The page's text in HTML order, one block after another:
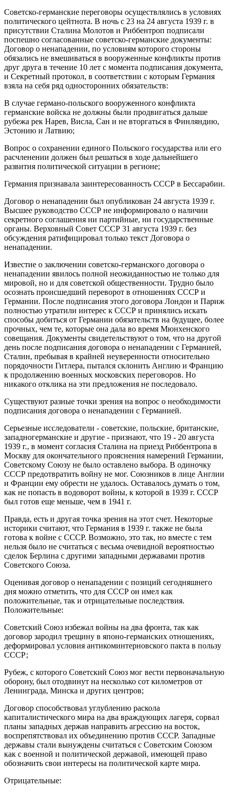
Советско-германские переговоры осуществлялись в условиях
политического цейтнота. В ночь с 23 на 24 августа 1939 г. в
присутствии Сталина Молотов и Риббентроп подписали
поспешно согласованные советско-германские документы:
Договор о ненападении, по условиям которого стороны
обязались не вмешиваться в вооруженные конфликты против
друг друга в течение 10 лет с момента подписания документа,
и Секретный протокол, в соответствии с которым Германия
взяла на себя ряд односторонних обязательств:
В случае германо-польского вооруженного конфликта
германские войска не должны были продвигаться дальше
рубежа рек Нарев, Висла, Сан и не вторгаться в Финляндию,
Эстонию и Латвию;
Вопрос о сохранении единого Польского государства или его
расчленении должен был решаться в ходе дальнейшего
развития политической ситуации в регионе;
Германия признавала заинтересованность СССР в Бессарабии.
Договор о ненападении был опубликован 24 августа 1939 г.
Высшее руководство СССР не информировало о наличии
секретного соглашения ни партийные, ни государственные
органы. Верховный Совет СССР 31 августа 1939 г. без
обсуждения ратифицировал только текст Договора о
ненападении.
Известие о заключении советско-германского договора о
ненападении явилось полной неожиданностью не только для
мировой, но и для советской общественности. Трудно было
осознать происшедший переворот в отношениях СССР и
Германии. После подписания этого договора Лондон и Париж
полностью утратили интерес к СССР и принялись искать
способы добиться от Германии обязательств на будущее, более
прочных, чем те, которые она дала во время Мюнхенского
совещания. Документы свидетельствуют о том, что на другой
день после подписания договора о ненападении с Германией,
Сталин, пребывая в крайней неуверенности относительно
порядочности Гитлера, пытался склонить Англию и Францию
к продолжению военных московских переговоров. Но
никакого отклика на эти предложения не последовало.
Существуют разные точки зрения на вопрос о необходимости
подписания договора о ненападении с Германией.
Серьезные исследователи - советские, польские, британские,
западногерманские и другие - признают, что 19 - 20 августа
1939 г., в момент согласия Сталина на приезд Риббентропа в
Москву для окончательного прояснения намерений Германии,
Советскому Союзу не было оставлено выбора. В одиночку
СССР предотвратить войну не мог. Союзников в лице Англии
и Франции ему обрести не удалось. Оставалось думать о том,
как не попасть в водоворот войны, к которой в 1939 г. СССР
был готов еще меньше, чем в 1941 г.
Правда, есть и другая точка зрения на этот счет. Некоторые
историки считают, что Германия в 1939 г. также не была
готова к войне с СССР. Возможно, это так, но вместе с тем
нельзя было не считаться с весьма очевидной вероятностью
сделок Берлина с другими западными державами против
Советского Союза.
Оценивая договор о ненападении с позиций сегодняшнего
дня можно отметить, что для СССР он имел как
положительные, так и отрицательные последствия.
Положительные:
Советский Союз избежал войны на два фронта, так как
договор зародил трещину в японо-германских отношениях,
деформировал условия антикоминтерновского пакта в пользу
СССР;
Рубеж, с которого Советский Союз мог вести первоначальную
оборону, был отодвинут на несколько сот километров от
Ленинграда, Минска и других центров;
Договор способствовал углублению раскола
капиталистического мира на два враждующих лагеря, сорвал
планы западных держав направить агрессию на восток,
воспрепятствовал их объединению против СССР. Западные
державы стали вынуждены считаться с Советским Союзом
как с военной и политической державой, имеющей право
обозначить свои интересы на политической карте мира.
Отрицательные: